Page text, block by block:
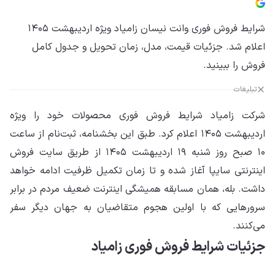
شرایط فروش فوری وانت نیسان زامیاد ویژه اردیبهشت ۱۴۰۵
اعلام شد. جزئیات قیمت، مدل، زمان تحویل و جدول کامل
فروش را ببینید.
تبلیغات
شرکت زامیاد شرایط فروش فوری محصولات خود را ویژه
اردیبهشت ۱۴۰۵ اعلام کرد. طبق این بخشنامه، ثبت‌نام از ساعت
۱۰ صبح روز شنبه ۱۹ اردیبهشت ۱۴۰۵ از طریق سایت فروش
اینترنتی سایپا آغاز شده و تا زمان تکمیل ظرفیت ادامه خواهد
داشت. بله، همان مسابقه همیشگی اینترنت ضعیف مردم در برابر
سرورهایی که با اولین هجوم متقاضیان به جهان دیگر سفر
می‌کنند.
جزئیات شرایط فروش فوری زامیاد